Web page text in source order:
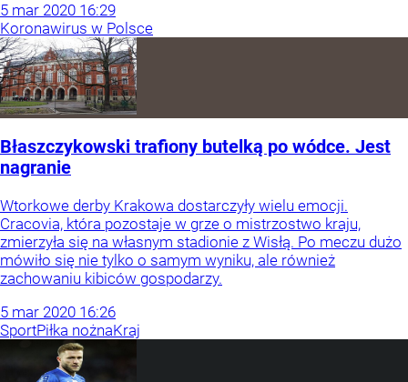
5 mar 2020 16:29
Koronawirus w Polsce
Błaszczykowski trafiony butelką po wódce. Jest
nagranie
Wtorkowe derby Krakowa dostarczyły wielu emocji.
Cracovia, która pozostaje w grze o mistrzostwo kraju,
zmierzyła się na własnym stadionie z Wisłą. Po meczu dużo
mówiło się nie tylko o samym wyniku, ale również
zachowaniu kibiców gospodarzy.
5 mar 2020 16:26
SportPiłka nożnaKraj